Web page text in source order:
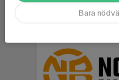
Bara